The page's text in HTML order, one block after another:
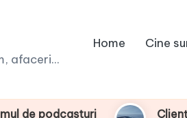
afaceri...
Home Cine
Clienţii își vor putea